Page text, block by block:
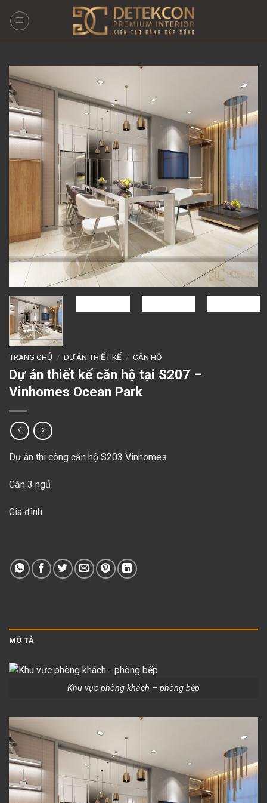
TRANG CHỦ / DỰ ÁN THIẾT KẾ / CĂN HỘ
Dự án thiết kế căn hộ tại S207 –
Vinhomes Ocean Park
Dự án thi công căn hộ S203 Vinhomes
Căn 3 ngủ
Gia đình
MÔ TẢ
Khu vực phòng khách – phòng bếp